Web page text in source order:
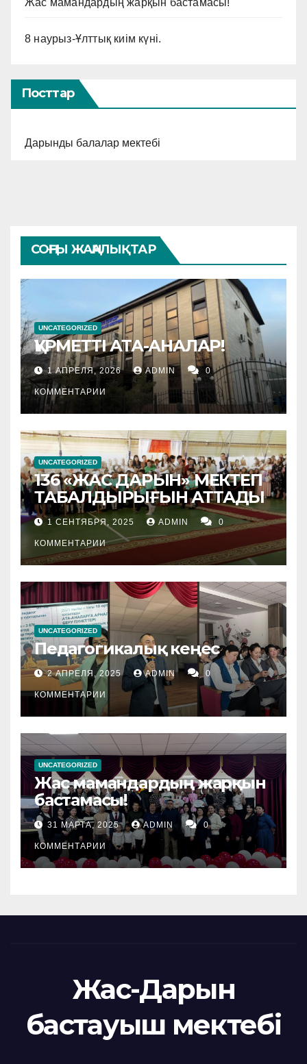
Жас мамандардың жарқын бастамасы!
8 наурыз-Ұлттық киім күні.
Посттар
Дарынды балалар мектебі
СОҢҒЫ ЖАҢАЛЫҚТАР
UNCATEGORIZED
ҚҰРМЕТТІ АТА-АНАЛАР!
1 АПРЕЛЯ, 2026 ADMIN 0
КОММЕНТАРИИ
UNCATEGORIZED
136 «ЖАС ДАРЫН» МЕКТЕП
ТАБАЛДЫРЫҒЫН АТТАДЫ
1 СЕНТЯБРЯ, 2025 ADMIN 0
КОММЕНТАРИИ
UNCATEGORIZED
Педагогикалық кеңес
2 АПРЕЛЯ, 2025 ADMIN 0
КОММЕНТАРИИ
UNCATEGORIZED
Жас мамандардың жарқын
бастамасы!
31 МАРТА, 2025 ADMIN 0
КОММЕНТАРИИ
Жас-Дарын
бастауыш мектебі